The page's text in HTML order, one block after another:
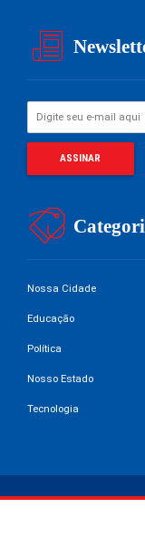
Nossa Cidade
Educação
Política
Nosso Estado
Tecnologia